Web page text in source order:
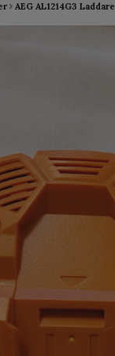
AEG AL1214G3 Laddare